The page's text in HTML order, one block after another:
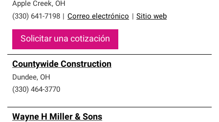
Apple Creek, OH
(330) 641-7198
Correo electrónico Sitio web
Solicitar una cotización
Countywide Construction
Dundee, OH
(330) 464-3770
Wayne H Miller & Sons